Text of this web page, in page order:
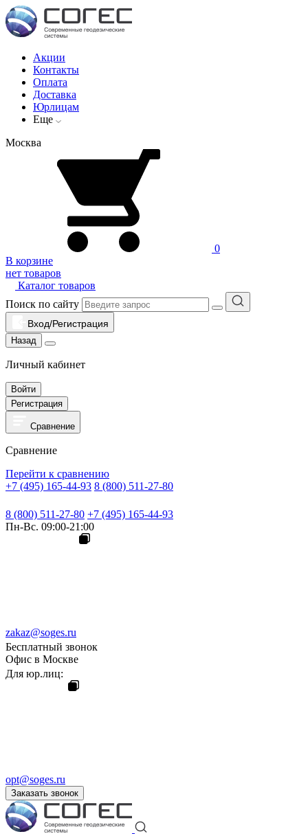
Акции
Контакты
Оплата
Доставка
Юрлицам
Еще
Москва
0
В корзине
нет товаров
Каталог товаров
Поиск по сайту
Вход/Регистрация
Назад
Личный кабинет
Войти
Регистрация
Сравнение
Сравнение
Перейти к сравнению
+7 (495) 165-44-93 8 (800) 511-27-80
8 (800) 511-27-80 +7 (495) 165-44-93
Пн-Вс. 09:00-21:00
zakaz@soges.ru
Бесплатный звонок
Офис в Москве
Для юр.лиц:
opt@soges.ru
Заказать звонок